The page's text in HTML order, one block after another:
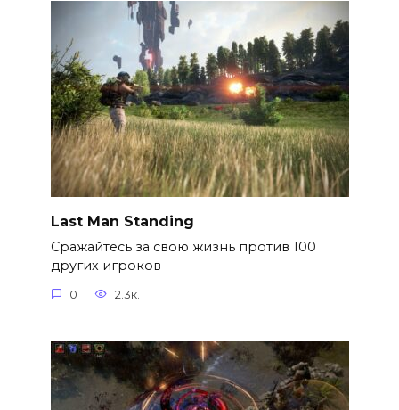
Last Man Standing
Сражайтесь за свою жизнь против 100
других игроков
0 2.3к.